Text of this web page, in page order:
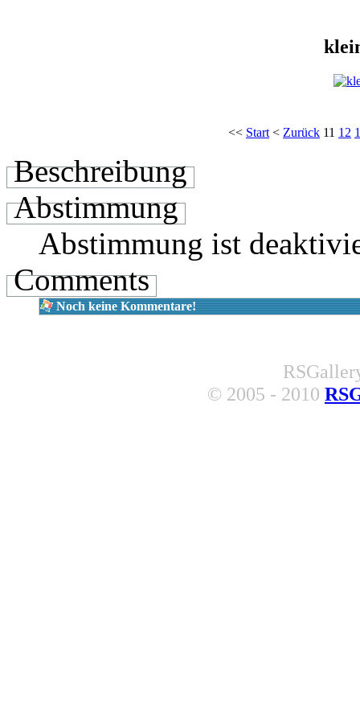
<< Start < Zurück 11 12
Beschreibung
Abstimmung
Abstimmung ist
Comments
Noch keine Kommentare!
© 2005 - 2010